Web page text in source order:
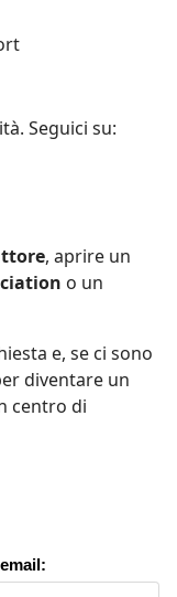
Seguici su:
, aprire un
o un
e, se ci sono
diventare un
centro di